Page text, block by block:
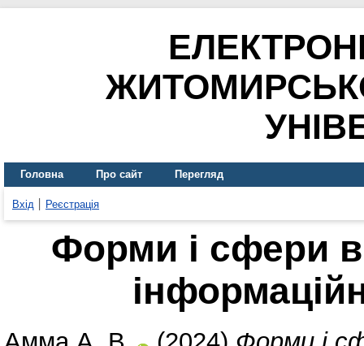
Головна Про сайт Перегляд
Вхід Реєстрація
Форми і сфери